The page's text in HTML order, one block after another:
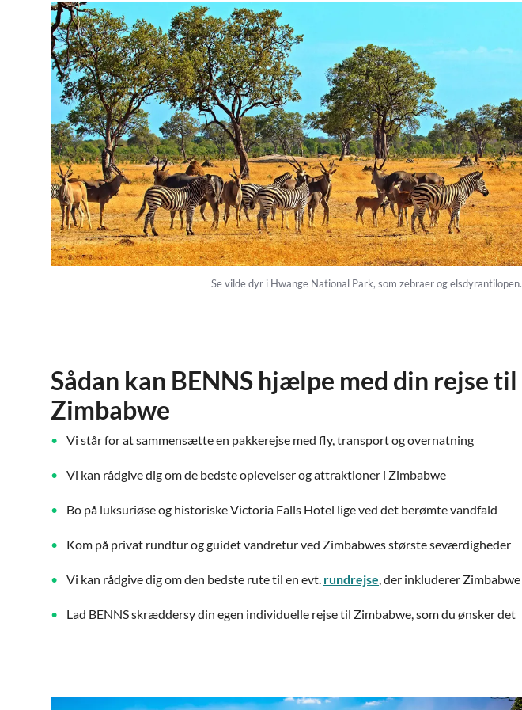
Se vilde dyr i Hwange National Park, som zebraer og elsdyrantilopen.
Sådan kan BENNS hjælpe med din rejse til
Zimbabwe
Vi står for at sammensætte en pakkerejse med fly, transport og overnatning
Vi kan rådgive dig om de bedste oplevelser og attraktioner i Zimbabwe
Bo på luksuriøse og historiske Victoria Falls Hotel lige ved det berømte vandfald
Kom på privat rundtur og guidet vandretur ved Zimbabwes største seværdigheder
Vi kan rådgive dig om den bedste rute til en evt. rundrejse , der inkluderer Zimbabwe
Lad BENNS skræddersy din egen individuelle rejse til Zimbabwe, som du ønsker det